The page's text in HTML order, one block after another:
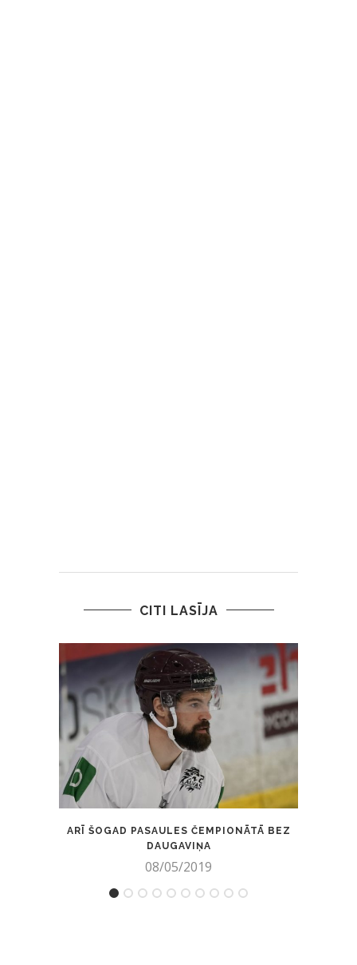
CITI LASĪJA
ARĪ ŠOGAD PASAULES ČEMPIONĀTĀ BEZ
DAUGAVIŅA
08/05/2019